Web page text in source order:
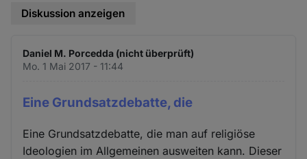
Diskussion anzeigen
Daniel M. Porcedda (nicht überprüft)
Mo. 1 Mai 2017 - 11:44
Eine Grundsatzdebatte, die
Eine Grundsatzdebatte, die man auf religiöse
Ideologien im Allgemeinen ausweiten kann. Dieser